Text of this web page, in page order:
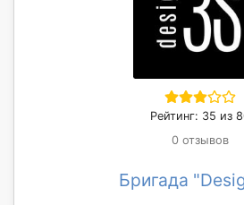
Рейтинг: 35 из
0 отзывов
Бригада